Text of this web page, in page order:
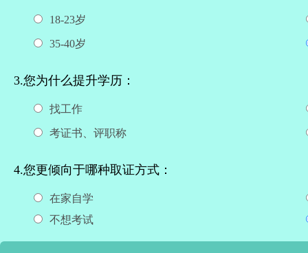
18-23岁
35-40岁
3.您为什么提升学历：
找工作
考证书、评职称
4.您更倾向于哪种取证方式：
在家自学
不想考试